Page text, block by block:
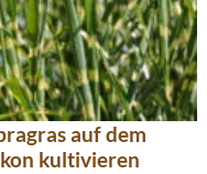
auf dem
kultivieren